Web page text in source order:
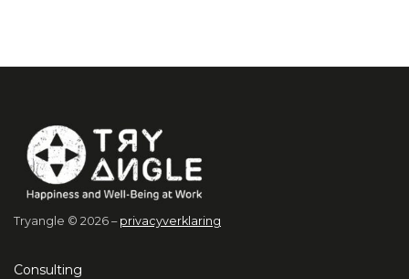
Tryangle © 2026 – privacyverklaring
Consulting